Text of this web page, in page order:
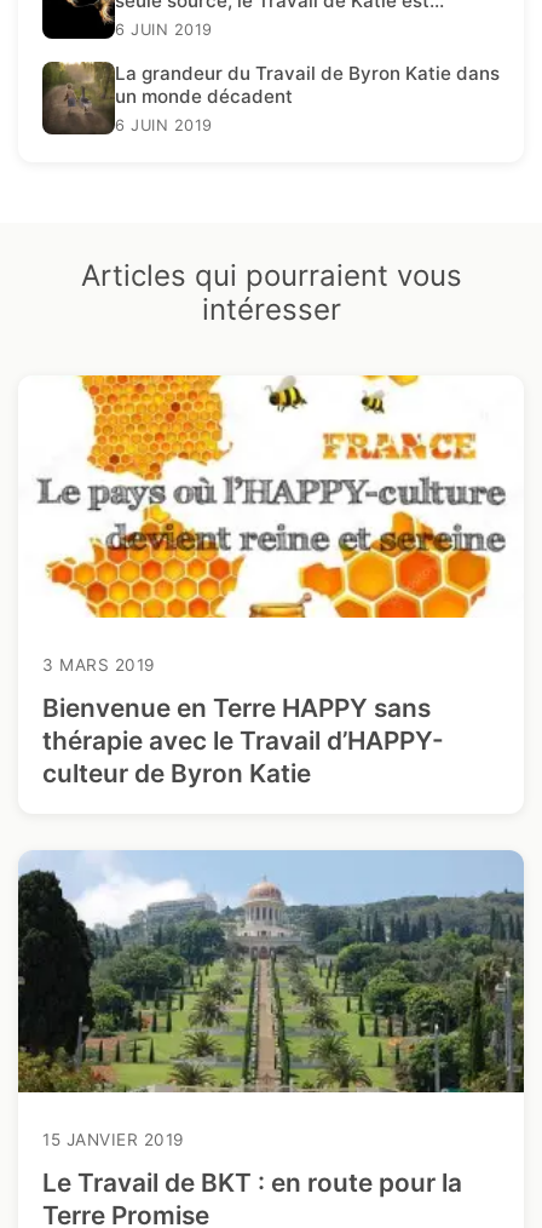
présent.
6 JUIN 2019
La grandeur du Travail de Byron Katie dans
un monde décadent
6 JUIN 2019
Articles qui pourraient vous
intéresser
3 MARS 2019
Bienvenue en Terre HAPPY sans
thérapie avec le Travail d’HAPPY-
culteur de Byron Katie
15 JANVIER 2019
Le Travail de BKT : en route pour la
Terre Promise